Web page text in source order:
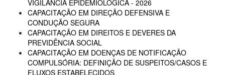
VIGILÂNCIA EPIDEMIOLÓGICA - 2026
CAPACITAÇÃO EM DIREÇÃO DEFENSIVA E
CONDUÇÃO SEGURA
CAPACITAÇÃO EM DIREITOS E DEVERES DA
PREVIDÊNCIA SOCIAL
CAPACITAÇÃO EM DOENÇAS DE NOTIFICAÇÃO
COMPULSÓRIA: DEFINIÇÃO DE SUSPEITOS/CASOS E
FLUXOS ESTABELECIDOS